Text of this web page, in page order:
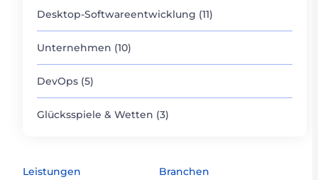
Desktop-Softwareentwicklung (11)
Unternehmen (10)
DevOps (5)
Glücksspiele & Wetten (3)
Leistungen
Branchen